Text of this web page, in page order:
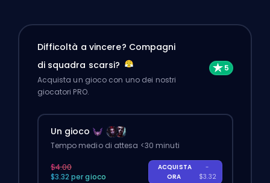
Difficoltà a vincere? Compagni
di squadra scarsi?
Acquista un gioco con uno dei nostri
giocatori PRO.
Un gioco
Tempo medio di attesa <30 minuti
$4.00
$3.32 per gioco
ACQUISTA
ORA
-
$3.32